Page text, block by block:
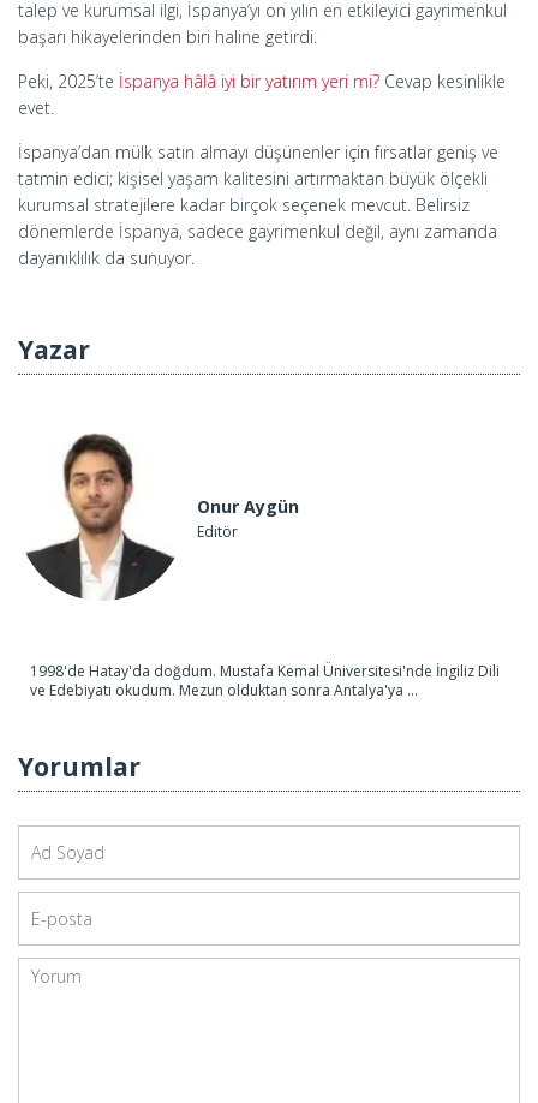
talep ve kurumsal ilgi, İspanya’yı on yılın en etkileyici gayrimenkul
başarı hikayelerinden biri haline getirdi.
Peki, 2025’te İspanya hâlâ iyi bir yatırım yeri mi? Cevap kesinlikle
evet.
İspanya’dan mülk satın almayı düşünenler için fırsatlar geniş ve
tatmin edici; kişisel yaşam kalitesini artırmaktan büyük ölçekli
kurumsal stratejilere kadar birçok seçenek mevcut. Belirsiz
dönemlerde İspanya, sadece gayrimenkul değil, aynı zamanda
dayanıklılık da sunuyor.
Yazar
Onur Aygün
Editör
1998'de Hatay'da doğdum. Mustafa Kemal Üniversitesi'nde İngiliz Dili
ve Edebiyatı okudum. Mezun olduktan sonra Antalya'ya ...
Yorumlar